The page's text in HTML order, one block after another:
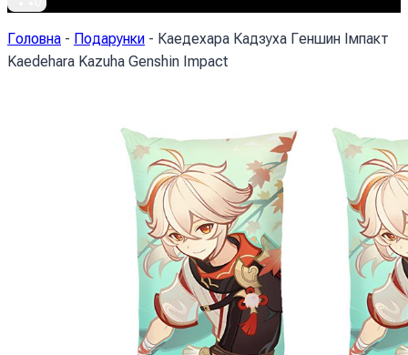
Головна - Подарунки - Каедехара Кадзуха Геншин Імпакт
Kaedehara Kazuha Genshin Impact